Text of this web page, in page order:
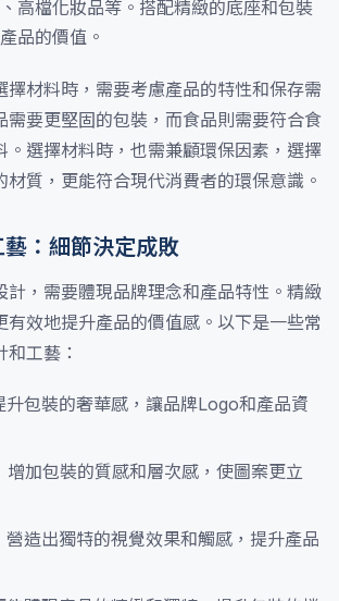
高檔化妝品等。搭配精緻的底座和包裝
品的價值。
擇材料時，需要考慮產品的特性和保存需
需要更堅固的包裝，而食品則需要符合食
。選擇材料時，也需兼顧環保因素，選擇
材質，更能符合現代消費者的環保意識。
：細節決定成敗
計，需要體現品牌理念和產品特性。精緻
有效地提升產品的價值感。以下是一些常
工藝：
升包裝的奢華感，讓品牌Logo和產品資
增加包裝的質感和層次感，使圖案更立
營造出獨特的視覺效果和觸感，提升產品